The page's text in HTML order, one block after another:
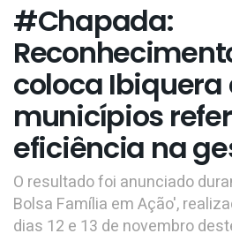
#Chapada:
coloca Ibiquera
municípios
eficiência na
O resultado foi anunciado
Bolsa Família em Ação',
dias 12 e 13 de novembro